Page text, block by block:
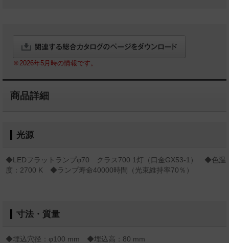
※2026年5月時の情報です。
商品詳細
光源
◆LEDフラットランプφ70 クラス700 1灯（口金GX53-1） ◆色温
度：2700 K ◆ランプ寿命40000時間（光束維持率70％）
寸法・質量
◆埋込穴径：φ100 mm ◆埋込高：80 mm